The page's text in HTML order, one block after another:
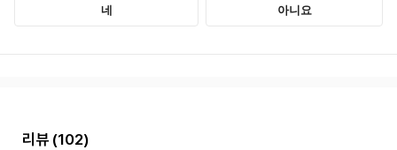
리뷰 (102)